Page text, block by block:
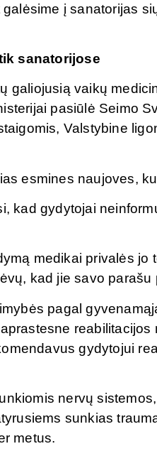
į sanatorijas
sanatorijose
galiojusią vaikų
pasiūlė Seimo
Valstybine
esmines naujoves,
kad gydytojai
medikai privalės
kad jie savo
pagal
gydytojui
nervų
sunkias
metus.